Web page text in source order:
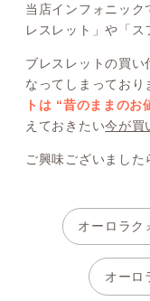
当店インフォニッ
レスレット」や「ス
ブレスレットの買い
なってしまっており
トは “昔のままのお
えておきたい今が買
ご興味ございました
オーロラク
オーロ